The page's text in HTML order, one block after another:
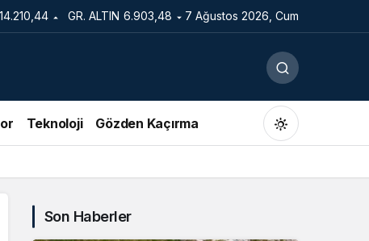
14.210,44 GR. ALTIN 6.903,48 7 Ağustos 2026, Cum
Teknoloji Gözden Kaçırma
Son Haberler